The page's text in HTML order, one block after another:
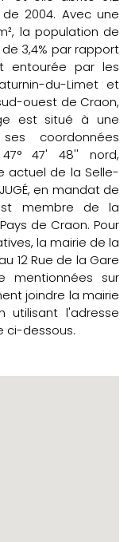
2004. Avec une
la population de
3,4% par rapport
entourée par les
du-Limet et
ouest de Craon,
est situé à une
coordonnées
47' 48'' nord,
actuel de la Selle-
en mandat de
membre de la
de Craon. Pour
la mairie de la
12 Rue de la Gare
mentionnées sur
joindre la mairie
l'adresse
ci-dessous.